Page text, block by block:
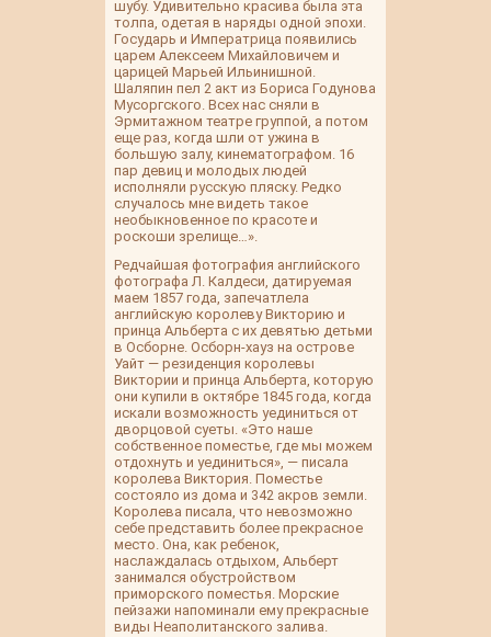
шубу. Удивительно красива была эта
толпа, одетая в наряды одной эпохи.
Государь и Императрица появились
царем Алексеем Михайловичем и
царицей Марьей Ильинишной.
Шаляпин пел 2 акт из Бориса Годунова
Мусоргского. Всех нас сняли в
Эрмитажном театре группой, а потом
еще раз, когда шли от ужина в
большую залу, кинематографом. 16
пар девиц и молодых людей
исполняли русскую пляску. Редко
случалось мне видеть такое
необыкновенное по красоте и
роскоши зрелище…».
Редчайшая фотография английского
фотографа Л. Калдеси, датируемая
маем 1857 года, запечатлела
английскую королеву Викторию и
принца Альберта с их девятью детьми
в Осборне. Осборн-хауз на острове
Уайт — резиденция королевы
Виктории и принца Альберта, которую
они купили в октябре 1845 года, когда
искали возможность уединиться от
дворцовой суеты. «Это наше
собственное поместье, где мы можем
отдохнуть и уединиться», — писала
королева Виктория. Поместье
состояло из дома и 342 акров земли.
Королева писала, что невозможно
себе представить более прекрасное
место. Она, как ребенок,
наслаждалась отдыхом, Альберт
занимался обустройством
приморского поместья. Морские
пейзажи напоминали ему прекрасные
виды Неаполитанского залива.